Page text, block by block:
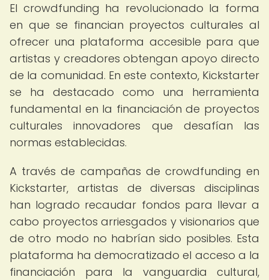
El crowdfunding ha revolucionado la forma
en que se financian proyectos culturales al
ofrecer una plataforma accesible para que
artistas y creadores obtengan apoyo directo
de la comunidad. En este contexto, Kickstarter
se ha destacado como una herramienta
fundamental en la financiación de proyectos
culturales innovadores que desafían las
normas establecidas.
A través de campañas de crowdfunding en
Kickstarter, artistas de diversas disciplinas
han logrado recaudar fondos para llevar a
cabo proyectos arriesgados y visionarios que
de otro modo no habrían sido posibles. Esta
plataforma ha democratizado el acceso a la
financiación para la vanguardia cultural,